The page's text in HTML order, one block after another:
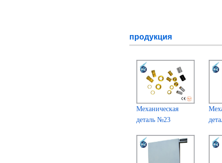
продукция
Механическая
деталь №23